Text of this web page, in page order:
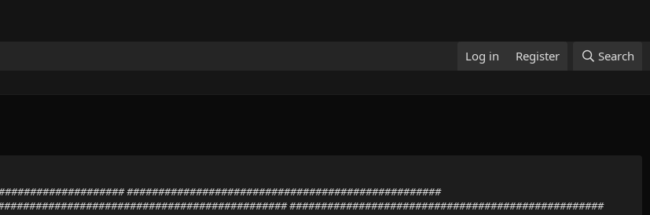
Log in Register Search
##################################################
##################################################